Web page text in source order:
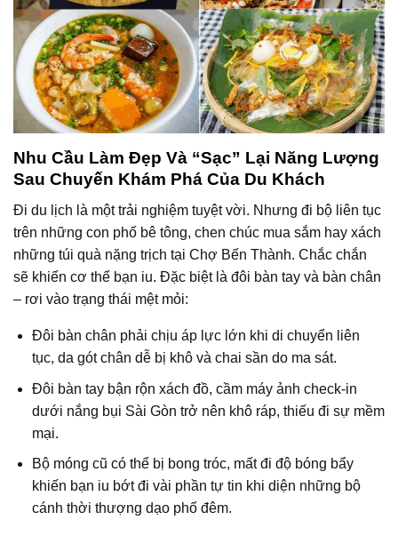
Nhu Cầu Làm Đẹp Và “Sạc” Lại Năng Lượng
Sau Chuyến Khám Phá Của Du Khách
Đi du lịch là một trải nghiệm tuyệt vời. Nhưng đi bộ liên tục
trên những con phố bê tông, chen chúc mua sắm hay xách
những túi quà nặng trịch tại Chợ Bến Thành. Chắc chắn
sẽ khiến cơ thể bạn iu. Đặc biệt là đôi bàn tay và bàn chân
– rơi vào trạng thái mệt mỏi:
Đôi bàn chân phải chịu áp lực lớn khi di chuyển liên
tục, da gót chân dễ bị khô và chai sần do ma sát.
Đôi bàn tay bận rộn xách đồ, cầm máy ảnh check-in
dưới nắng bụi Sài Gòn trở nên khô ráp, thiếu đi sự mềm
mại.
Bộ móng cũ có thể bị bong tróc, mất đi độ bóng bẩy
khiến bạn iu bớt đi vài phần tự tin khi diện những bộ
cánh thời thượng dạo phố đêm.